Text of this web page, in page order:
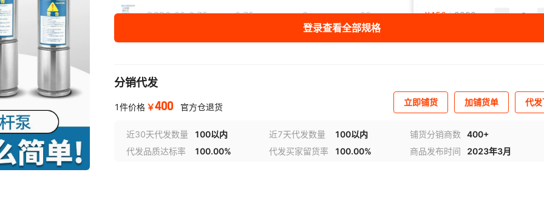
QGD3-80-0.75 0.75 3 80 220 25
¥450 9999
QGD3-150-1.5
登录查看全部规格
分销代发
1件价格 ￥400 官方仓退货 立即铺货 加铺货单 代
近30天代发数量 100以内 近7天代发数量 100以内 铺货分销商数 400+
代发品质达标率
100.00% 代发买家留货率 100.00% 商品发布时间 2023年3月